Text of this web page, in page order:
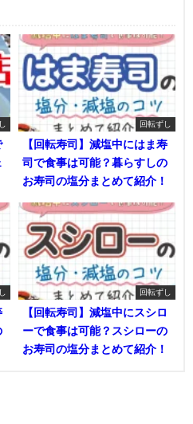
回転ずし
【回転寿司】減塩中にはま寿
司で食事は可能？暮らすしの
お寿司の塩分まとめて紹介！
回転ずし
【回転寿司】減塩中にスシロ
ーで食事は可能？スシローの
お寿司の塩分まとめて紹介！